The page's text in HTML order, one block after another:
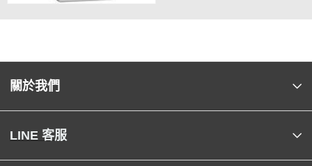
關於我們
LINE 客服